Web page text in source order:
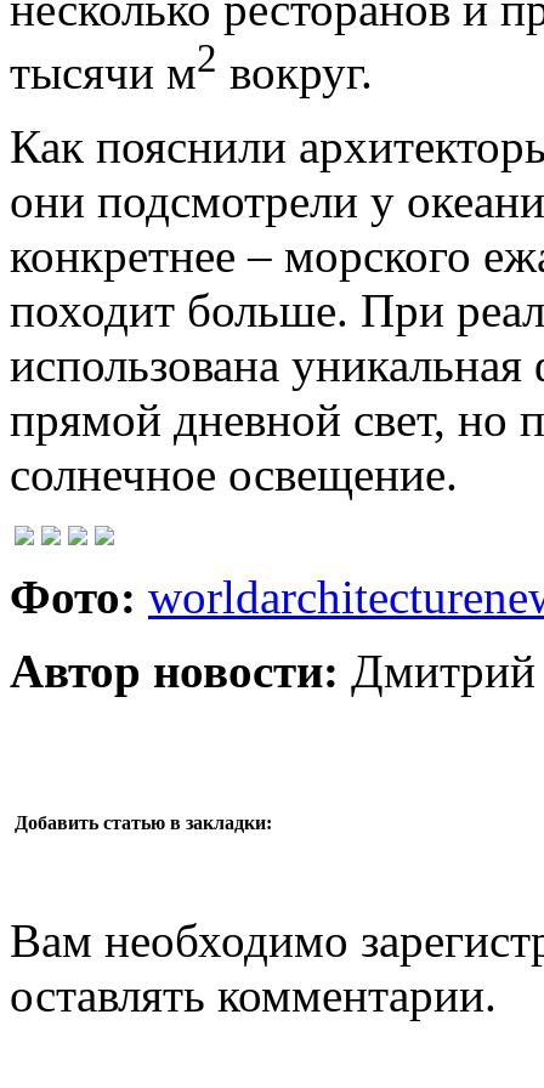
тысячи м2 вокруг.
Как пояснили
они подсмотрели у
конкретнее – морского
походит больше. При
использована
прямой дневной свет, но
солнечное освещение.
Фото:
Автор новости: Дмитрий
Добавить статью в закладки:
Вам необходимо
оставлять комментарии.